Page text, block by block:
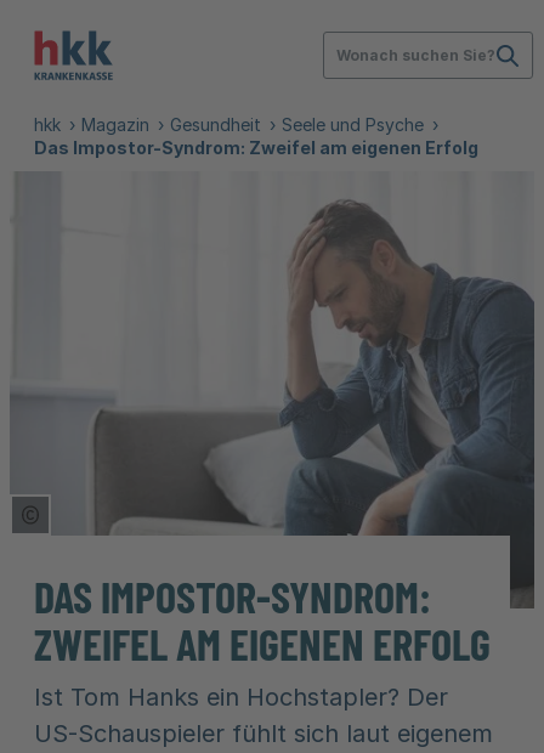
Wonach suchen Sie?
hkk Magazin Gesundheit
Seele und Psyche
Das Impostor-Syndrom: Zweifel am eigenen Erfolg
Copyright Tooltip öffnen
DAS IMPOSTOR-SYNDROM:
ZWEIFEL AM EIGENEN ERFOLG
Ist Tom Hanks ein Hochstapler? Der
US-Schauspieler fühlt sich laut eigenem